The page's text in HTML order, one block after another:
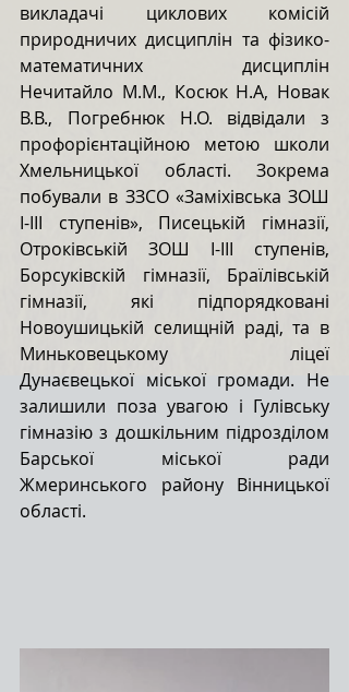
викладачі циклових комісій
природничих дисциплін та фізико-
математичних дисциплін
Нечитайло М.М., Косюк Н.А, Новак
В.В., Погребнюк Н.О. відвідали з
профорієнтаційною метою школи
Хмельницької області. Зокрема
побували в ЗЗСО «Заміхівська ЗОШ
І-ІІІ ступенів», Писецькій гімназії,
Отроківській ЗОШ І-ІІІ ступенів,
Борсуківскій гімназії, Браїлівській
гімназії, які підпорядковані
Новоушицькій селищній раді, та в
Миньковецькому ліцеї
Дунаєвецької міської громади. Не
залишили поза увагою і Гулівську
гімназію з дошкільним підрозділом
Барської міської ради
Жмеринського району Вінницької
області.